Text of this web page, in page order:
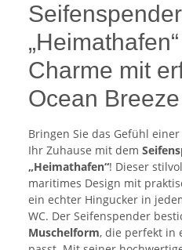
Charme mit
Ocean
Bringen Sie das Gefühl
Ihr Zuhause mit dem
„Heimathafen“! Dieser
maritimes Design mit
ein echter Hingucker in
WC. Der Seifenspender
Muschelform, die perfekt in